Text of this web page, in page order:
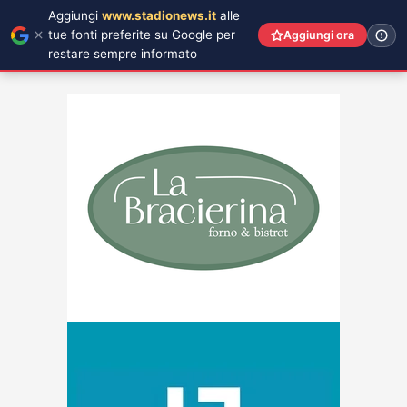
Aggiungi www.stadionews.it alle
tue fonti preferite su Google per
restare sempre informato
Aggiungi ora